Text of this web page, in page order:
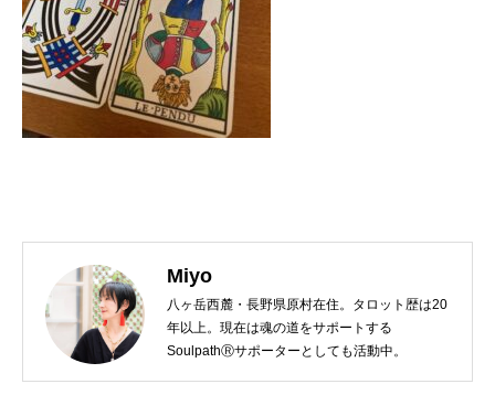
Miyo
八ヶ岳西麓・長野県原村在住。タロット歴は20
年以上。現在は魂の道をサポートする
SoulpathⓇサポーターとしても活動中。